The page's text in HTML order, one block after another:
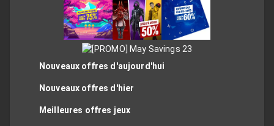
Nouveaux offres d'aujourd'hui
Nouveaux offres d'hier
Meilleures offres jeux